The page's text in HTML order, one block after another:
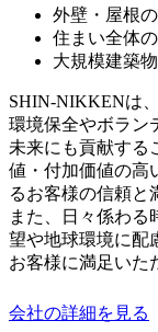
外壁・屋根
住まい全体
大規模建築
SHIN-NIKKENは
環境保全やボラン
未来にも貢献する
値・付加価値の高
るお客様の信頼と
また、日々係わる
望や地球環境に配
お客様に満足いた
会社の詳細を見る